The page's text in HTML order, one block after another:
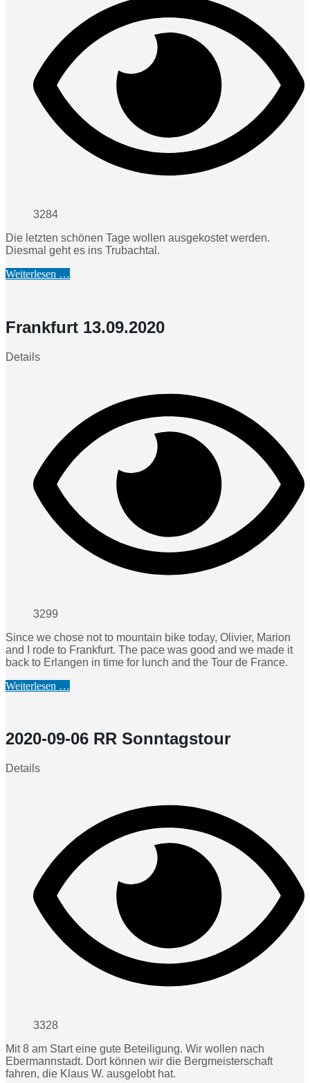
3284
Die letzten schönen Tage wollen ausgekostet werden.
Diesmal geht es ins Trubachtal.
Weiterlesen …
Frankfurt 13.09.2020
Details
3299
Since we chose not to mountain bike today, Olivier, Marion
and I rode to Frankfurt. The pace was good and we made it
back to Erlangen in time for lunch and the Tour de France.
Weiterlesen …
2020-09-06 RR Sonntagstour
Details
3328
Mit 8 am Start eine gute Beteiligung. Wir wollen nach
Ebermannstadt. Dort können wir die Bergmeisterschaft
fahren, die Klaus W. ausgelobt hat.